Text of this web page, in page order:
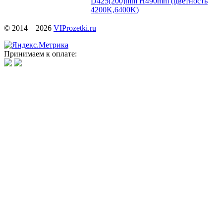
4200K,6400K)
© 2014—2026 VIProzetki.ru
Принимаем к оплате: